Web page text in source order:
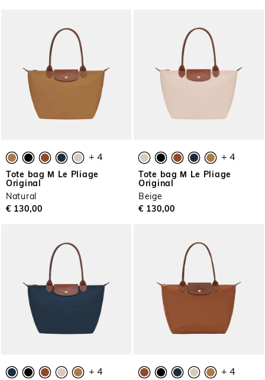
+ 4
Tote bag Μ Le Pliage
Original
Natural
€ 130,00
+ 4
Tote bag Μ Le Pliage
Original
Beige
€ 130,00
+ 4 + 4